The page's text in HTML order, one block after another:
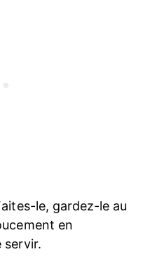
le, gardez-le au
en
servir.